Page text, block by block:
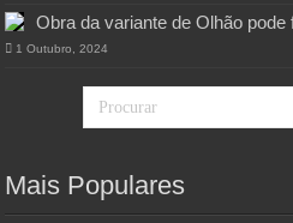
Obra da variante de Olhão
1 Outubro, 2024
Mais Populares